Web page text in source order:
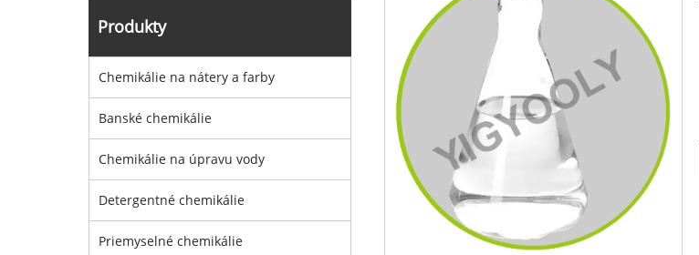
Produkty
Chemikálie na nátery a farby
Banské chemikálie
Chemikálie na úpravu vody
Detergentné chemikálie
Priemyselné chemikálie